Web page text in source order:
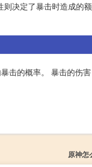
决定了暴击时造成的
击的概率。 暴击的伤
原神怎